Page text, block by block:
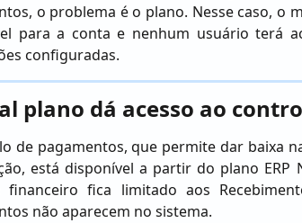
o problema é o plano. Nesse caso, o
para a conta e nenhum usuário terá
configuradas.
plano dá acesso ao
de pagamentos, que permite dar baixa
está disponível a partir do plano ERP
financeiro fica limitado aos
não aparecem no sistema.